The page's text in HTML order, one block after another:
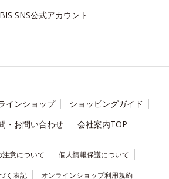
SNS公式アカウント
インショップ
ショッピングガイド
・お問い合わせ
会社案内TOP
意について 個人情報保護について
く表記 オンラインショップ利用規約